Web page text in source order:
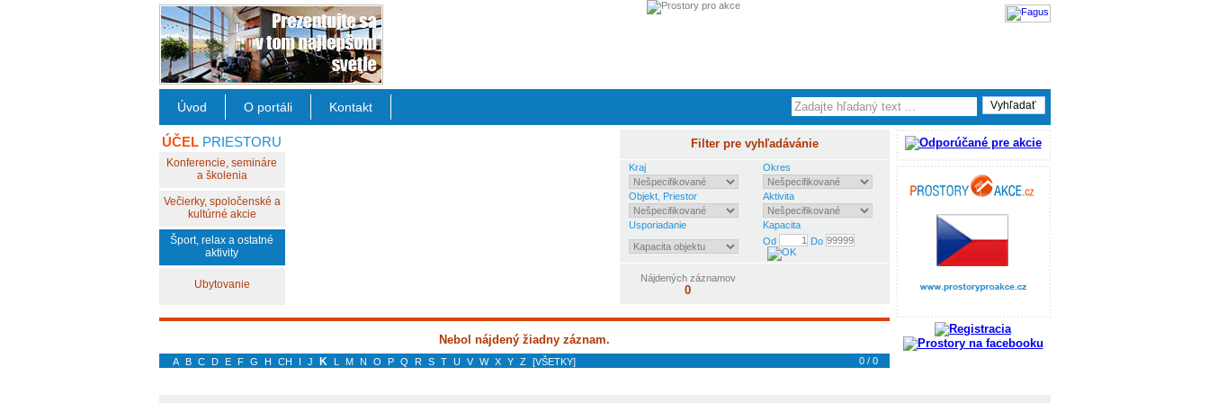
Úvod O portáli Kontakt
ÚČEL PRIESTORU
Konferencie, semináre
a školenia
Večierky, spoločenské a
kultúrné akcie
Šport, relax a ostatné
aktivity
Ubytovanie
Filter pre vyhľadávánie
Kraj Okres
Objekt, Priestor Aktivita
Usporiadanie
Kapacita
Od
Do
Nájdených záznamov
0
Nebol nájdený žiadny záznam.
A B C D E F G H CH I J K L M N O P Q R S T U V W X Y Z [VŠETKY] 0 / 0